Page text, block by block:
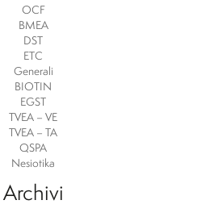
OCF
BMEA
DST
ETC
Generali
BIOTIN
EGST
TVEA – VE
TVEA – TA
QSPA
Nesiotika
Archivi